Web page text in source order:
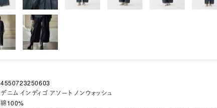
4550723250603
デニム インディゴ アソート ノンウォッシュ
綿100%